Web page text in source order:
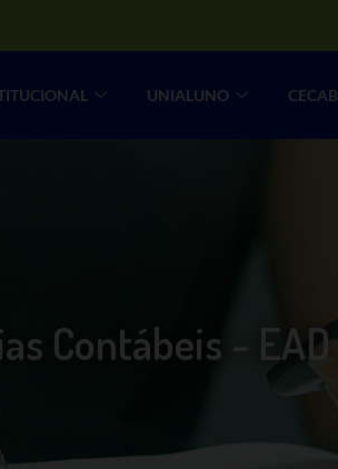
UNIALUNO CECAB
Contábeis - EAD